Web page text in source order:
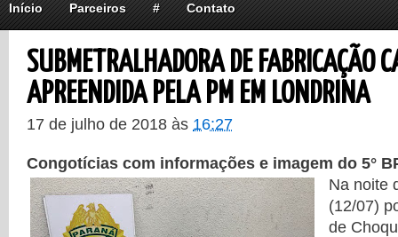
Início Parceiros # Contato
SUBMETRALHADORA DE FABRICAÇÃO
APREENDIDA PELA PM EM LONDRINA
17 de julho de 2018 às 16:27
Congotícias com informações e imagem do 5°
Na noite
(12/07)
de